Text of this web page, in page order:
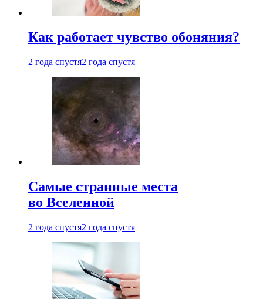
Как работает чувство обоняния?
2 года спустя2 года спустя
Самые странные места
во Вселенной
2 года спустя2 года спустя